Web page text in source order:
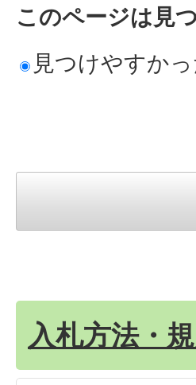
このページは見
見つけやすかっ
入札方法・